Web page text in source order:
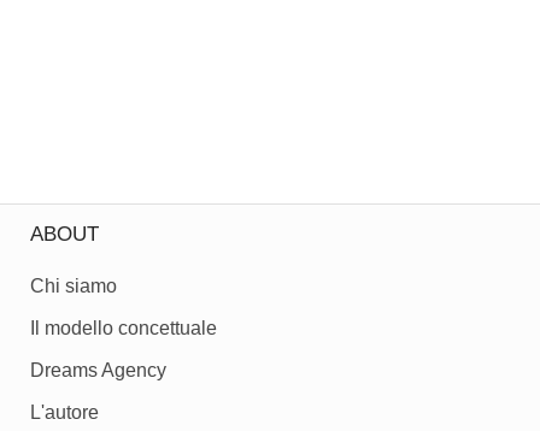
ABOUT
Chi siamo
Il modello concettuale
Dreams Agency
L'autore